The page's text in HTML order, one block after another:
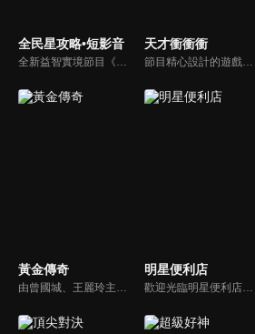
全民星攻略•短影音 天才衝衝衝
節目精心設計的遊戲內容，包括深受觀眾喜愛並且火紅於各大專院校的【TEMPO系列】，考驗藝人用肢體表達能力以及聯想能力的【你是WORD演】、【會演是英雄】，考驗英文程度的【EAR傳耳ABC】，超簡單、超爆笑的【看你怎麼說】，以及考驗藝人反應、機智以及隊友默契的【不可能的默契】等單元，逗趣又爆笑！
黃金傳奇
由曾國城、王麗玲主持，許多人記憶中的經典外景綜藝節目之一。每次闖關成功的隊伍，可獲得藏寶圖；拼湊出完整藏寶圖者，可憑著藏寶圖提示至寶箱放置處；最後以正確寶箱之正確答案鑰匙開啟成功者，除隊長本身外的每位參賽者，即可獲得價值新台幣5萬元之黃金金牌。
明星便利店
歡迎光臨明星便利店！你覺得便利店裡面有什麼？關東煮？茶葉蛋？還是讓你尖叫的大明星？一家擁有明星的便利店，到底有多稀奇，你會不會想要光臨呢？